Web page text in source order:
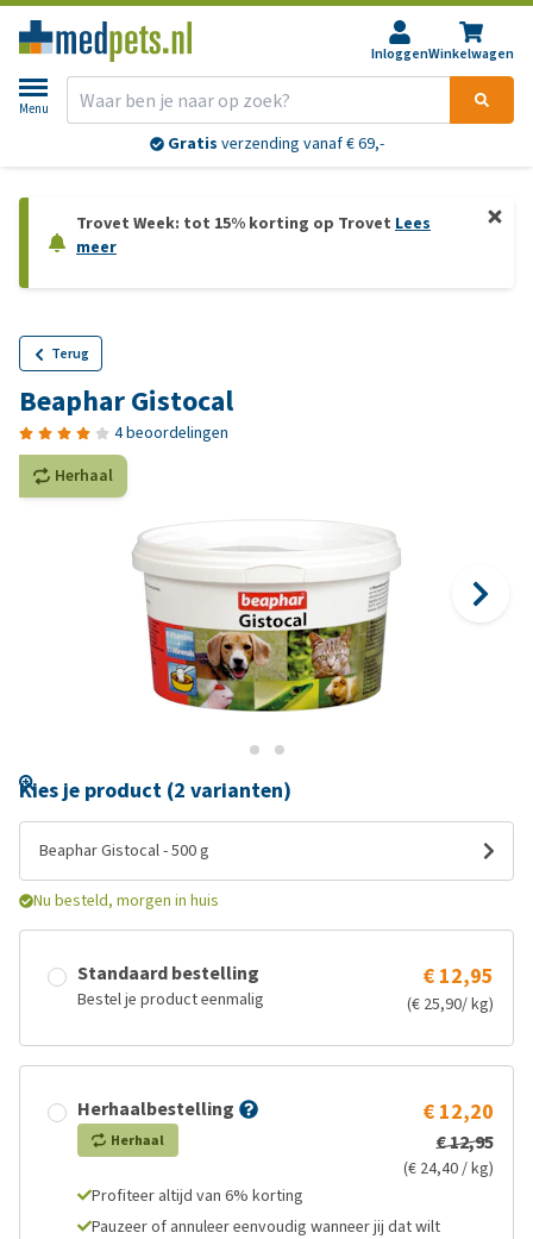
InloggenWinkelwagen
Menu
Gratis verzending vanaf € 69,-
Trovet Week: tot 15% korting op Trovet Lees
meer
Terug
Beaphar Gistocal
4 beoordelingen
Herhaal
Kies je product (2 varianten)
Beaphar Gistocal - 500 g
Nu besteld, morgen in huis
Standaard bestelling
Bestel je product eenmalig
€ 12,95
(€ 25,90/ kg)
Herhaalbestelling
Herhaal
€ 12,20
€ 12,95
(€ 24,40 / kg)
Profiteer altijd van 6% korting
Pauzeer of annuleer eenvoudig wanneer jij dat wilt